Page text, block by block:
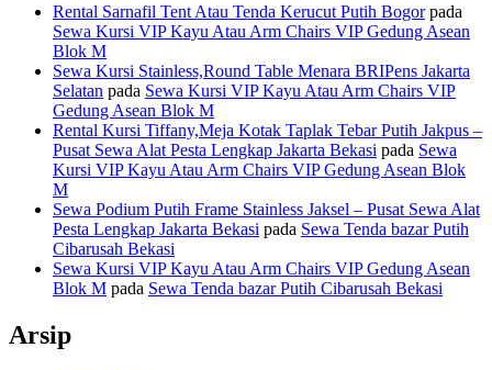
Rental Sarnafil Tent Atau Tenda Kerucut Putih Bogorpada
Sewa Kursi VIP Kayu Atau Arm Chairs VIP Gedung Asean
Blok M
Sewa Kursi Stainless,Round Table Menara BRIPens Jakarta
Selatan pada Sewa Kursi VIP Kayu Atau Arm Chairs VIP
Gedung Asean Blok M
Rental Kursi Tiffany,Meja Kotak Taplak Tebar Putih Jakpus –
Pusat Sewa Alat Pesta Lengkap Jakarta Bekasi pada Sewa
Kursi VIP Kayu Atau Arm Chairs VIP Gedung Asean Blok
M
Sewa Podium Putih Frame Stainless Jaksel – Pusat Sewa Alat
Pesta Lengkap Jakarta Bekasi pada Sewa Tenda bazar Putih
Cibarusah Bekasi
Sewa Kursi VIP Kayu Atau Arm Chairs VIP Gedung Asean
Blok M pada Sewa Tenda bazar Putih Cibarusah Bekasi
Arsip